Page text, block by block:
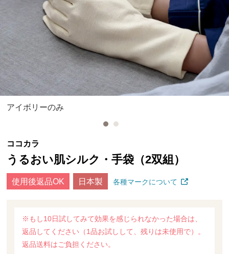
アイボリーのみ
ココカラ
うるおい肌シルク・手袋（2双組）
使用後返品OK 日本製 各種マークについて
※もし10日試してみて効果を感じられなかった場合は、
返品してください（1品お試しして、残りは未使用で）。
返品送料はご負担ください。